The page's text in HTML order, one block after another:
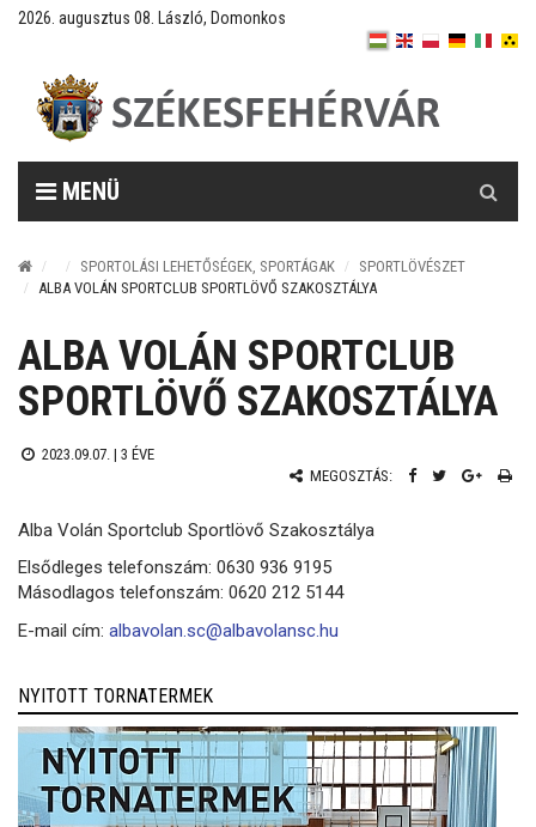
2026. augusztus 08. László, Domonkos
MENÜ
SPORTOLÁSI LEHETŐSÉGEK, SPORTÁGAK
SPORTLÖVÉSZET
ALBA VOLÁN SPORTCLUB SPORTLÖVŐ SZAKOSZTÁLYA
ALBA VOLÁN SPORTCLUB
SPORTLÖVŐ SZAKOSZTÁLYA
2023.09.07. | 3 ÉVE
MEGOSZTÁS:
Alba Volán Sportclub Sportlövő Szakosztálya
Elsődleges telefonszám: 0630 936 9195
Másodlagos telefonszám: 0620 212 5144
E-mail cím: albavolan.sc@albavolansc.hu
NYITOTT TORNATERMEK